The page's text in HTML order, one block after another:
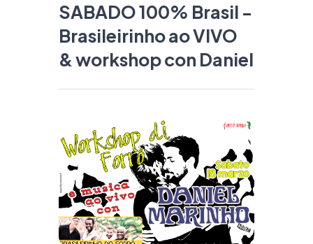
SABADO 100% Brasil -
Brasileirinho ao VIVO
& workshop con Daniel